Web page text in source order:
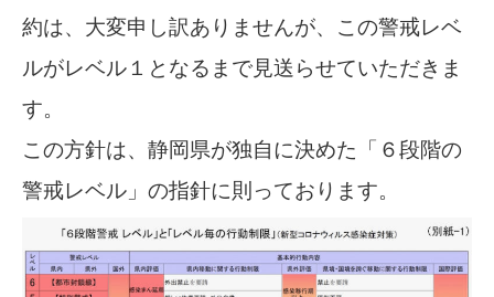
約は、大変申し訳ありませんが、この警戒レベ
ルがレベル１となるまで見送らせていただきま
す。
この方針は、静岡県が独自に決めた「６段階の
警戒レベル」の指針に則っております。